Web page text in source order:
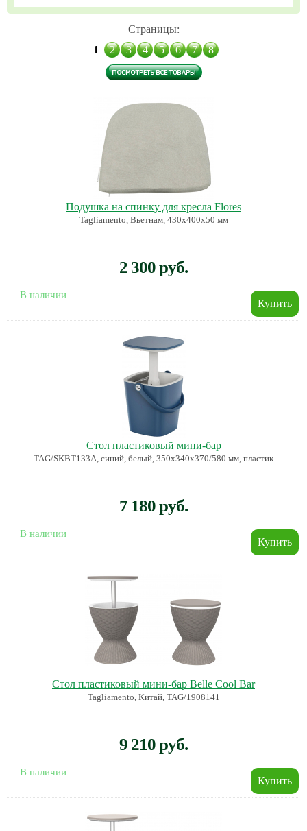
Страницы:
1
2 3 4 5 6 7 8
Подушка на спинку для кресла Flores
Tagliamento, Вьетнам, 430х400х50 мм
2 300 руб.
В наличии
Стол пластиковый мини-бар
TAG/SKBT133A, синий, белый, 350х340х370/580 мм, пластик
7 180 руб.
В наличии
Стол пластиковый мини-бар Belle Cool Bar
Tagliamento, Китай, TAG/1908141
9 210 руб.
В наличии